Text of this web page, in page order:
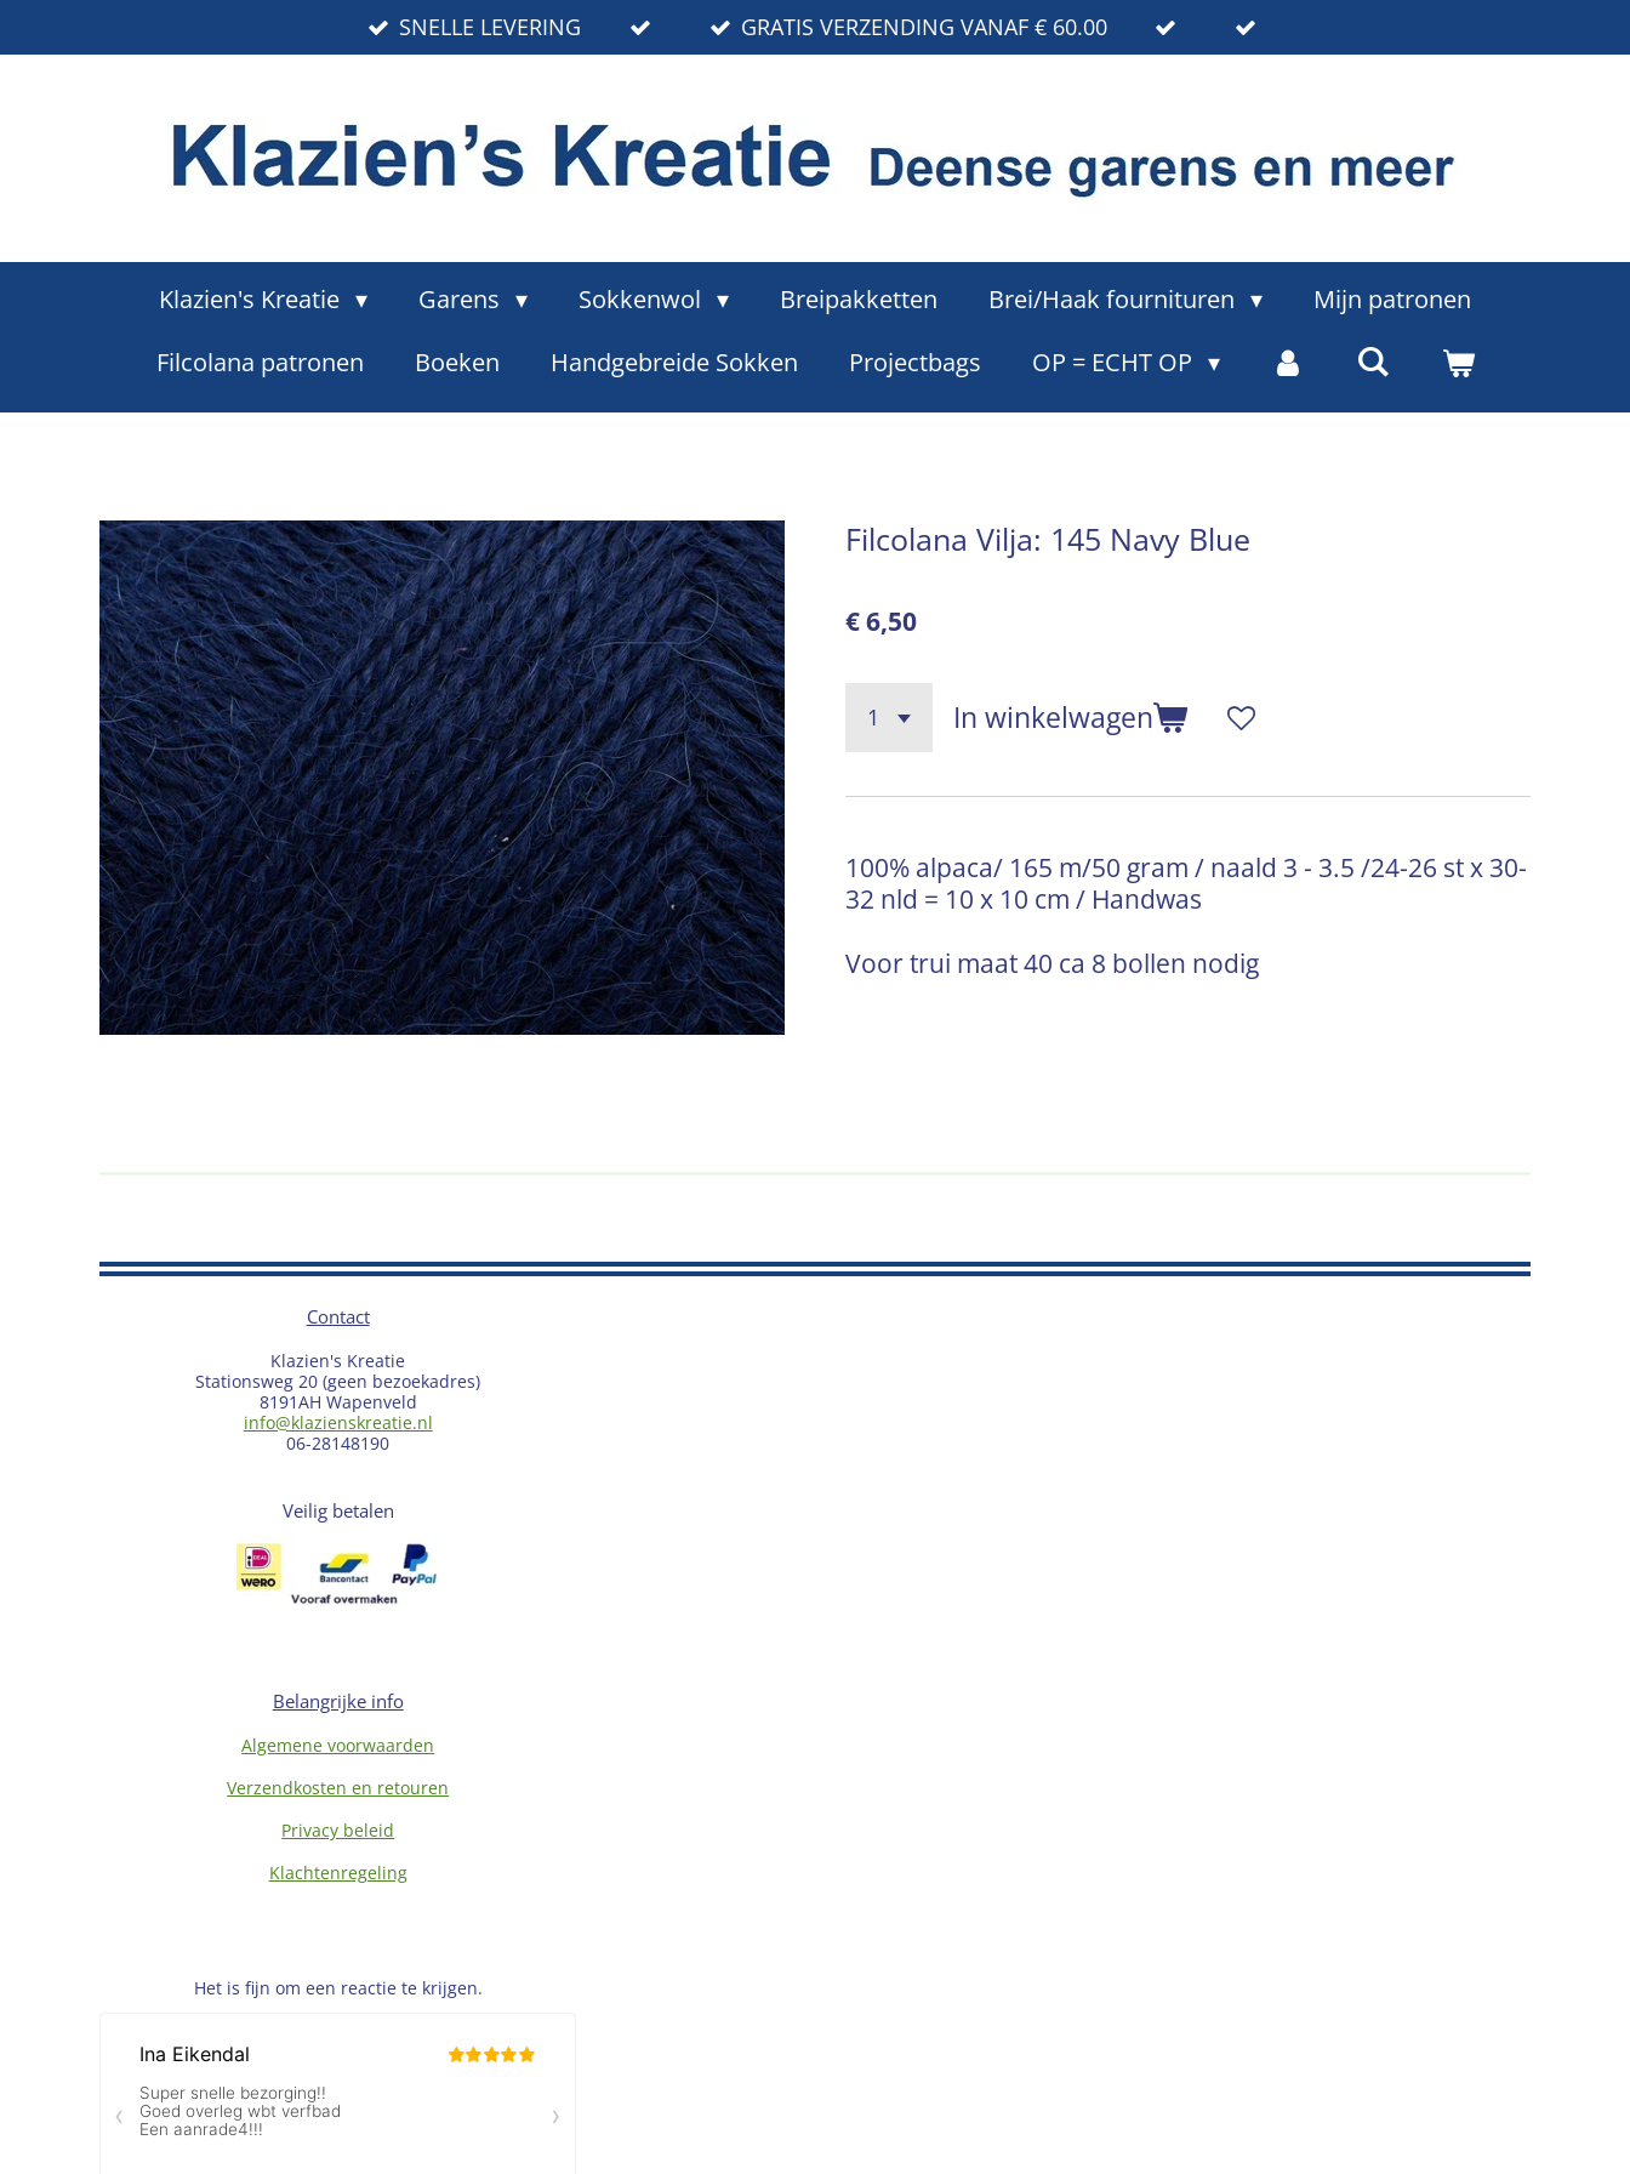
direct
SNELLE LEVERING GRATIS VERZENDING VANAF € 60.00
Klazien's Kreatie Garens Sokkenwol Breipakketten Brei/Haak fournituren
Mijn patronen
Filcolana patronen
Boeken Handgebreide Sokken Projectbags OP = ECHT OP
Filcolana Vilja: 145 Navy Blue
€ 6,50
In winkelwagen
100% alpaca/ 165 m/50 gram / naald 3 - 3.5 /24-26 st x 30-
32 nld = 10 x 10 cm / Handwas
Voor trui maat 40 ca 8 bollen nodig
Contact
Klazien's Kreatie
Stationsweg 20 (geen bezoekadres)
8191AH Wapenveld
info@klazienskreatie.nl
06-28148190
Veilig betalen
Belangrijke info
Algemene voorwaarden
Verzendkosten en retouren
Privacy beleid
Klachtenregeling
Het is fijn om een reactie te krijgen.